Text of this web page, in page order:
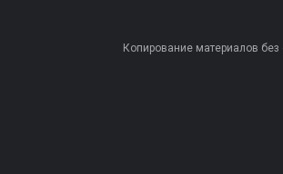
Копирование материалов